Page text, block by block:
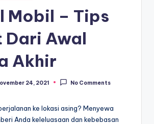
Mobil – Tips
Dari Awal
Akhir
24, 2021 No Comments
ke lokasi asing? Menyewa
Anda keleluasaan dan kebebasan